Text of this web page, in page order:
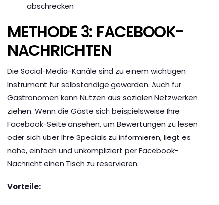
abschrecken
METHODE 3: FACEBOOK-
NACHRICHTEN
Die Social-Media-Kanäle sind zu einem wichtigen
Instrument für selbständige geworden. Auch für
Gastronomen kann Nutzen aus sozialen Netzwerken
ziehen. Wenn die Gäste sich beispielsweise Ihre
Facebook-Seite ansehen, um Bewertungen zu lesen
oder sich über Ihre Specials zu informieren, liegt es
nahe, einfach und unkompliziert per Facebook-
Nachricht einen Tisch zu reservieren.
Vorteile: